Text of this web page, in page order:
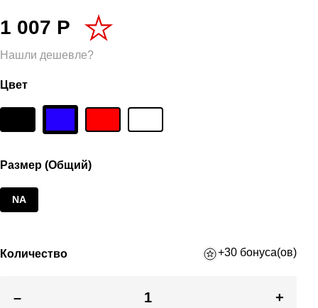
1 007 Р
Нашли дешевле?
Цвет
Размер (Общий)
NA
Количество +30 бонуса(ов)
– +